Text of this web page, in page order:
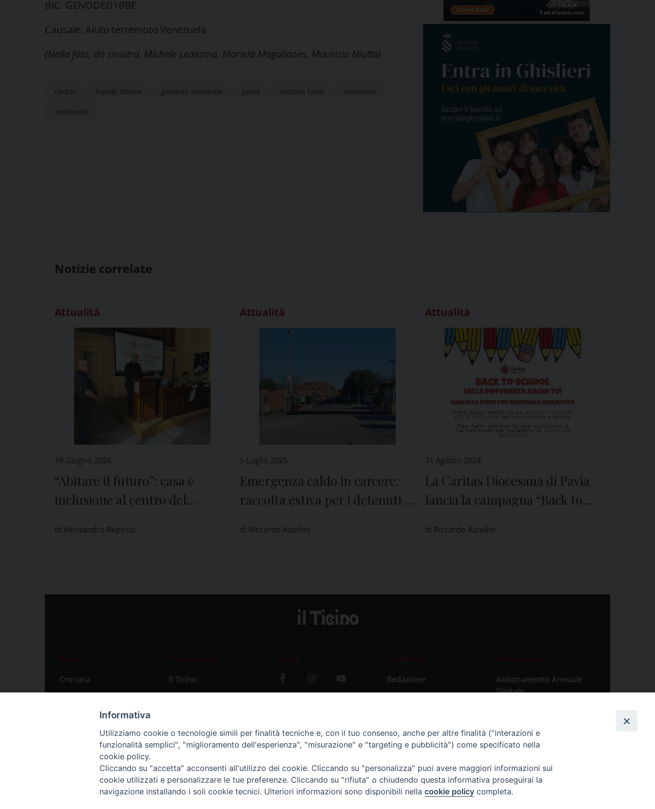
BIC: GENODED1BBE
Causale: Aiuto terremoto Venezuela
(Nella foto, da sinistra, Michele Ledezma, Mariela Magallanes, Maurizio Niutta)
caritas fratelli d'italia gioventù nazionale pavia raccolta fondi terremoto
venezuela
Notizie correlate
Attualità
19 Giugno 2026
“Abitare il futuro”: casa e
inclusione al centro del
di Alessandro Repossi
Attualità
5 Luglio 2025
Emergenza caldo in carcere:
raccolta estiva per i detenuti di
di Riccardo Azzolini
Attualità
31 Agosto 2024
La Caritas Diocesana di Pavia
lancia la campagna “Back to
di Riccardo Azzolini
News
Cronaca
Attualità
Primo Piano
Il settimanale
Il Ticino
Abbonamenti
Social
L’editoriale
Redazione
Storia
Abbonamenti
Abbonamento Annuale
Digitale
Abbonamento Singola
Copia Digitale
Informativa
Utilizziamo cookie o tecnologie simili per finalità tecniche e, con il tuo consenso, anche per altre finalità ("interazioni e
funzionalità semplici", "miglioramento dell'esperienza", "misurazione" e "targeting e pubblicità") come specificato nella
cookie policy.
Cliccando su "accetta" acconsenti all'utilizzo dei cookie. Cliccando su "personalizza" puoi avere maggiori informazioni sui
cookie utilizzati e personalizzare le tue preferenze. Cliccando su "rifiuta" o chiudendo questa informativa proseguirai la
navigazione installando i soli cookie tecnici. Ulteriori informazioni sono disponibili nella cookie policy completa.